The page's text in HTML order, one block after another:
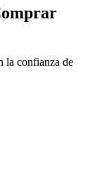
la confianza de